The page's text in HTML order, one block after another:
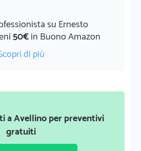
su Ernesto
50€in Buono Amazon
di più
a Avellino per preventivi
gratuiti